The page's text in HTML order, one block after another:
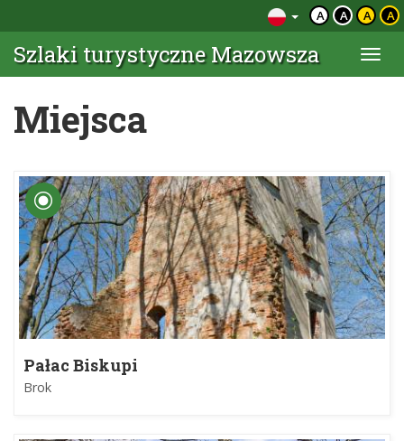
A A A A
Szlaki turystyczne Mazowsza
Miejsca
Pałac Biskupi
Brok